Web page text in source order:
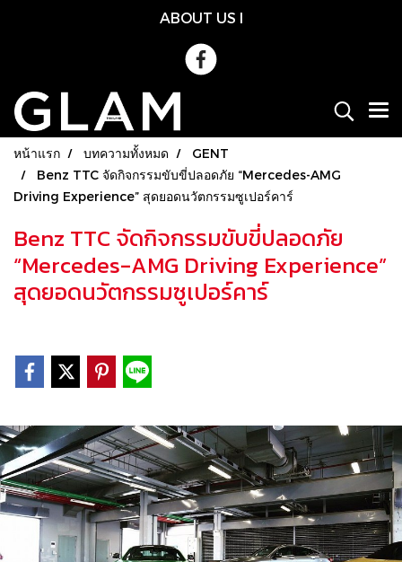
ABOUT US l
หน้าแรก บทความทั้งหมด
GENT
Benz TTC จัดกิจกรรมขับขี่ปลอดภัย “Mercedes-AMG
Driving Experience” สุดยอดนวัตกรรมซูเปอร์คาร์
Benz TTC จัดกิจกรรมขับขี่ปลอดภัย
“Mercedes-AMG Driving Experience”
สุดยอดนวัตกรรมซูเปอร์คาร์